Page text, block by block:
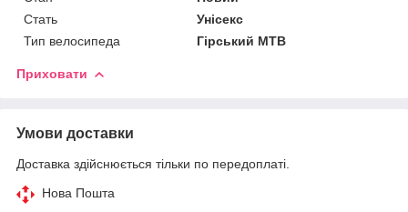
Стать
Унісекс
Тип велосипеда
Гірський MTB
Приховати
Умови доставки
Доставка здійснюється тільки по передоплаті.
Нова Пошта